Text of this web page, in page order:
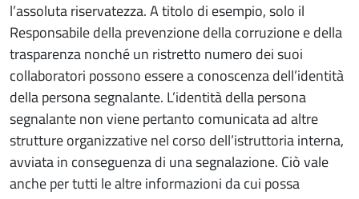
l’assoluta riservatezza. A titolo di esempio, solo il
Responsabile della prevenzione della corruzione e della
trasparenza nonché un ristretto numero dei suoi
collaboratori possono essere a conoscenza dell’identità
della persona segnalante. L’identità della persona
segnalante non viene pertanto comunicata ad altre
strutture organizzative nel corso dell’istruttoria interna,
avviata in conseguenza di una segnalazione. Ciò vale
anche per tutti le altre informazioni da cui possa